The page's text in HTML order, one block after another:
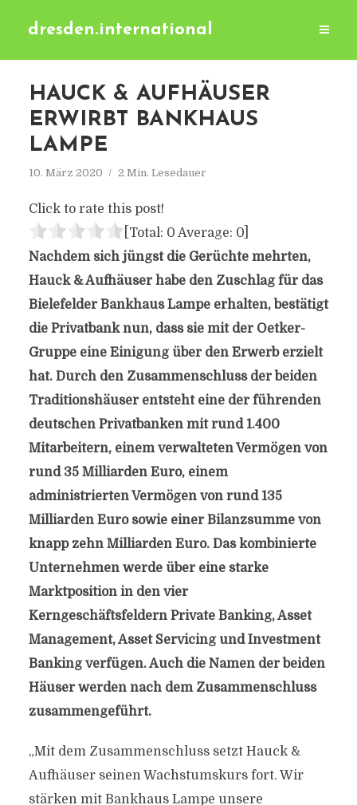
dresden.international
HAUCK & AUFHÄUSER
ERWIRBT BANKHAUS
LAMPE
10. März 2020 2 Min. Lesedauer
Click to rate this post!
[Total: 0 Average: 0]
Nachdem sich jüngst die Gerüchte mehrten,
Hauck & Aufhäuser habe den Zuschlag für das
Bielefelder Bankhaus Lampe erhalten, bestätigt
die Privatbank nun, dass sie mit der Oetker-
Gruppe eine Einigung über den Erwerb erzielt
hat. Durch den Zusammenschluss der beiden
Traditionshäuser entsteht eine der führenden
deutschen Privatbanken mit rund 1.400
Mitarbeitern, einem verwalteten Vermögen von
rund 35 Milliarden Euro, einem
administrierten Vermögen von rund 135
Milliarden Euro sowie einer Bilanzsumme von
knapp zehn Milliarden Euro. Das kombinierte
Unternehmen werde über eine starke
Marktposition in den vier
Kerngeschäftsfeldern Private Banking, Asset
Management, Asset Servicing und Investment
Banking verfügen. Auch die Namen der beiden
Häuser werden nach dem Zusammenschluss
zusammengeführt.
„Mit dem Zusammenschluss setzt Hauck &
Aufhäuser seinen Wachstumskurs fort. Wir
stärken mit Bankhaus Lampe unsere